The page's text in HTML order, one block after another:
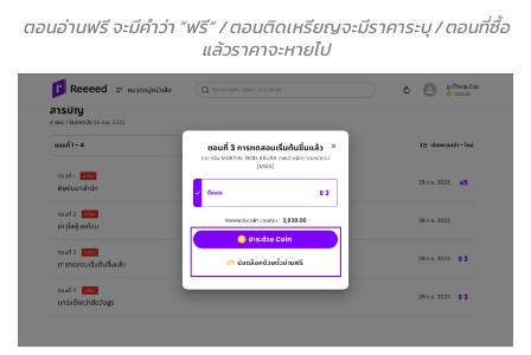
ตอนอ่านฟรี จะมีคำว่า “ฟรี” / ตอนติดเหรียญจะมีราคาระบุ / ตอนที่ซื้อ
แล้วราคาจะหายไป